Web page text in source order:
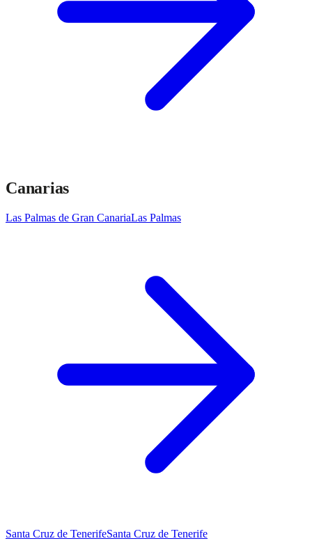
Canarias
Las Palmas de Gran CanariaLas Palmas
Santa Cruz de TenerifeSanta Cruz de Tenerife